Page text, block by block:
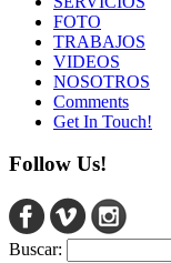
FOTO
TRABAJOS
VIDEOS
NOSOTROS
Comments
Get In Touch!
Follow Us!
Buscar: